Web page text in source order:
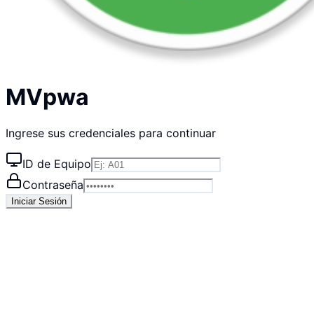
MVpwa
Ingrese sus credenciales para continuar
ID de Equipo
Contraseña
Iniciar Sesión